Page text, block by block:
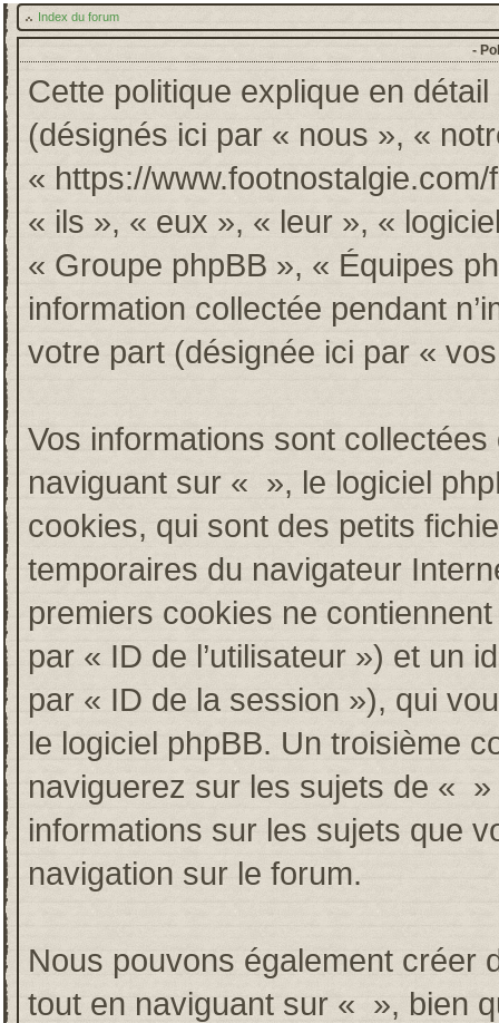
Index du forum
-
Cette politique explique en
(désignés ici par « nous », «
« https://
« ils », « eux », « leur », «
« Groupe phpBB », « Équipes
information collectée pendant
votre part (désignée ici par «
Vos informations sont
naviguant sur « », le logiciel
cookies, qui sont des petits
temporaires du navigateur
premiers cookies ne
par « ID de l’utilisateur ») et un
par « ID de la session »), qui
le logiciel phpBB. Un troisième
naviguerez sur les sujets de «
informations sur les sujets que
navigation sur le forum.
Nous pouvons également créer
tout en naviguant sur « », bien